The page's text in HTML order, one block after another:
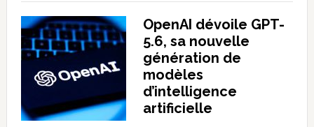
renforcés
et
un
esprit
plus
serein
OpenAI dévoile GPT-
5.6, sa nouvelle
génération de
modèles
d’intelligence
artificielle